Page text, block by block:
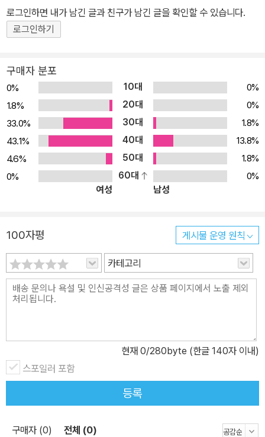
로그인하면 내가 남긴 글과 친구가 남긴 글을 확인할 수 있습니다.
로그인하기
구매자 분포
0% 10대
0%
1.8%
20대
0%
33.0%
30대
1.8%
43.1%
40대
13.8%
4.6%
50대
1.8%
0%
60대
0%
여성
남성
100자평 게시물 운영 원칙
카테고리
현재 0/280byte (한글 140자 이내)
스포일러 포함
등록
구매자 (0) 전체 (0)